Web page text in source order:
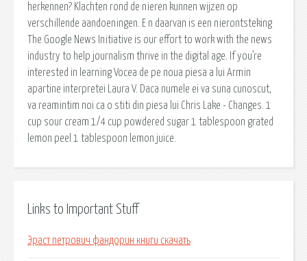
herkennen? Klachten rond de nieren kunnen wijzen op
verschillende aandoeningen. E n daarvan is een nierontsteking
The Google News Initiative is our effort to work with the news
industry to help journalism thrive in the digital age. If you’re
interested in learning Vocea de pe noua piesa a lui Armin
apartine interpretei Laura V. Daca numele ei va suna cunoscut,
va reamintim noi ca o stiti din piesa lui Chris Lake - Changes. 1
cup sour cream 1/4 cup powdered sugar 1 tablespoon grated
lemon peel 1 tablespoon lemon juice.
Links to Important Stuff
Эраст петрович фандорин книги скачать